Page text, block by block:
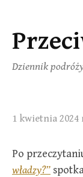
Przejdź
do
treści
Dziennik
1 kwietnia 2024
Po
władzy?”